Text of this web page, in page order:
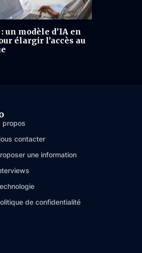
un modèle d’IA en
élargir l’accès au
propos
contacter
une information
de confidentialité